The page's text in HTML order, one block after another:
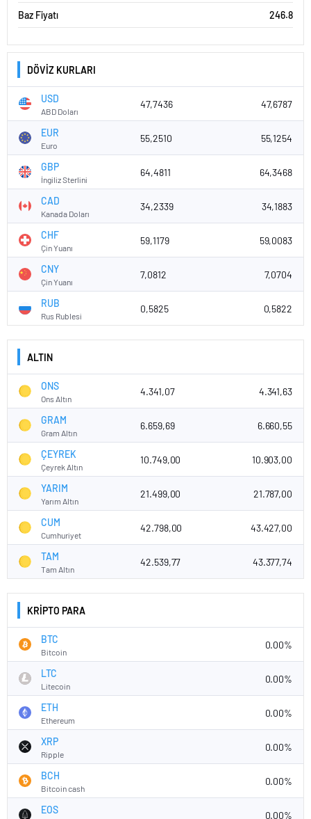
Baz Fiyatı 246.8
DÖVİZ KURLARI
USD
ABD Doları
47,7436 47,6787
EUR
Euro
55,2510 55,1254
GBP
İngiliz Sterlini
64,4811 64,3468
CAD
Kanada Doları
34,2339 34,1883
CHF
Çin Yuanı
59,1179 59,0083
CNY
Çin Yuanı
7,0812 7,0704
RUB
Rus Rublesi
0,5825 0,5822
ALTIN
ONS
Ons Altın
4.341,07 4.341,63
GRAM
Gram Altın
6.659,69 6.660,55
ÇEYREK
Çeyrek Altın
10.749,00 10.903,00
YARIM
Yarım Altın
21.499,00 21.787,00
CUM
Cumhuriyet
42.798,00 43.427,00
TAM
Tam Altın
42.539,77 43.377,74
KRİPTO PARA
BTC
Bitcoin
0.00%
LTC
Litecoin
0.00%
ETH
Ethereum
0.00%
XRP
Ripple
0.00%
BCH
Bitcoin cash
0.00%
EOS 0.00%